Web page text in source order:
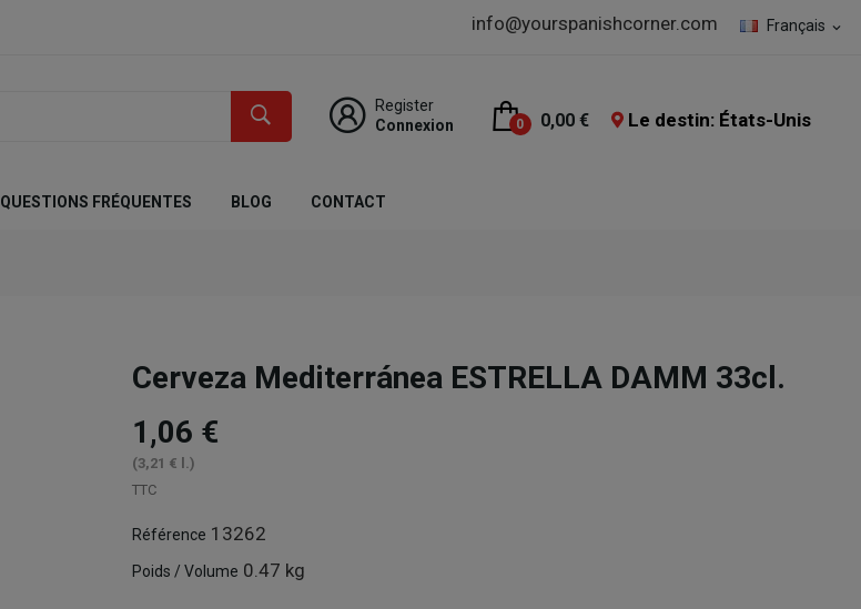
Français expand_more
info@yourspanishcorner.com
Register
Connexion
0 0,00 € Le destin: États-Unis
QUESTIONS FRÉQUENTES BLOG CONTACT
Cerveza Mediterránea ESTRELLA DAMM 33cl.
1,06 €
(3,21 € l.)
TTC
Référence 13262
Poids / Volume 0.47 kg